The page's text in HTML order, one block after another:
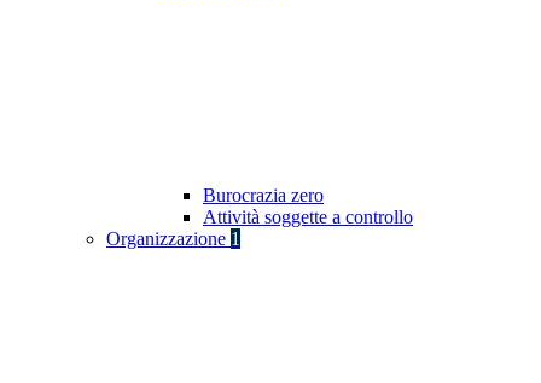
Burocrazia zero
Attività soggette a controllo
Organizzazione 1